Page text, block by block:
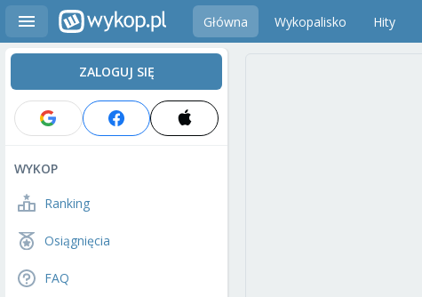
Główna Wykopalisko Hity
ZALOGUJ SIĘ
WYKOP
Ranking
Osiągnięcia
FAQ